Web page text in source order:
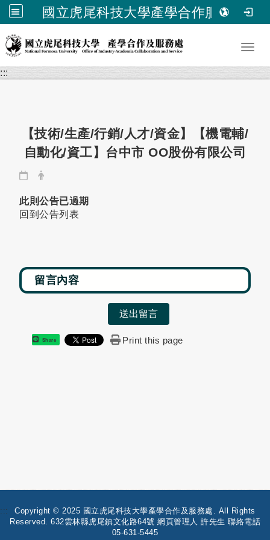
國立虎尾科技大學產學合作服務處
跳到主要內容
:::
【技術/生產/行銷/人才/資金】【機電輔/
自動化/資工】台中市 OO股份有限公司
日期：發布者：
此則公告已過期
回到公告列表
送出留言
Share Print this page
:::
Copyright © 2025 國立虎尾科技大學產學合作及服務處. All Rights
Reserved. 632雲林縣虎尾鎮文化路64號 網頁管理人 許先生 聯絡電話
05-631-5445